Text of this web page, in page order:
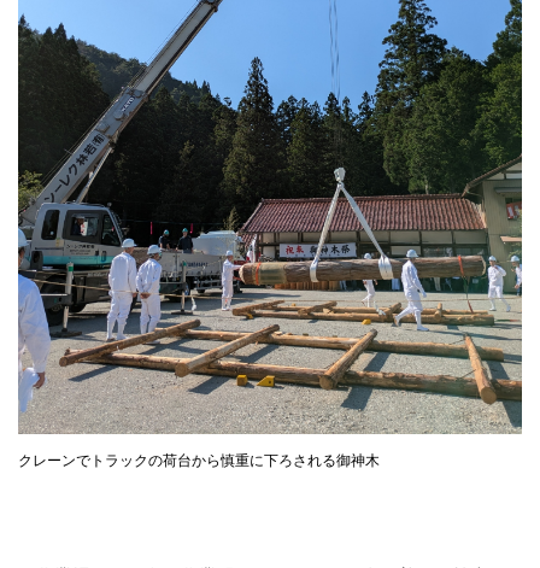
クレーンでトラックの荷台から慎重に下ろされる御神木